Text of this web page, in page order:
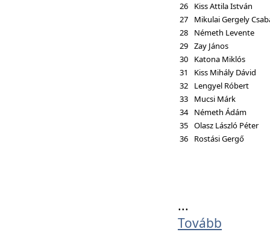
26
Kiss Attila István
27
Mikulai Gergely
28
Németh Levente
29 Zay János
30
Katona Miklós
31
Kiss Mihály Dávid
32
Lengyel Róbert
33
Mucsi Márk
34
Németh Ádám
35 Olasz László Péter
36
Rostási Gergő
...
Tovább